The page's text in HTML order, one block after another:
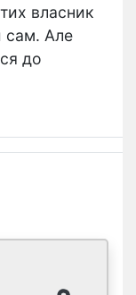
власник
сам. Але
до